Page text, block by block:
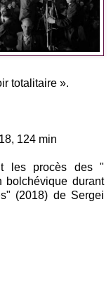
totalitaire ».
124 min
les procès des "
bolchévique durant
(2018) de Sergei